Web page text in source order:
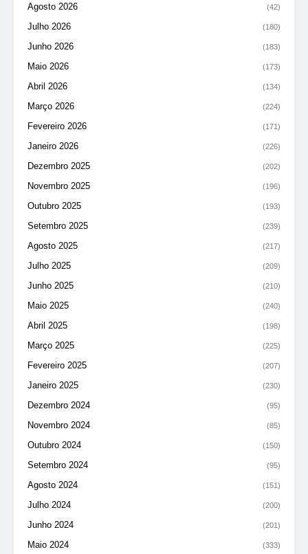
Agosto 2026 (42)
Julho 2026 (180)
Junho 2026 (183)
Maio 2026 (173)
Abril 2026 (134)
Março 2026 (224)
Fevereiro 2026 (171)
Janeiro 2026 (226)
Dezembro 2025 (202)
Novembro 2025 (196)
Outubro 2025 (193)
Setembro 2025 (239)
Agosto 2025 (217)
Julho 2025 (209)
Junho 2025 (210)
Maio 2025 (240)
Abril 2025 (198)
Março 2025 (225)
Fevereiro 2025 (207)
Janeiro 2025 (230)
Dezembro 2024 (95)
Novembro 2024 (85)
Outubro 2024 (150)
Setembro 2024 (95)
Agosto 2024 (151)
Julho 2024 (200)
Junho 2024 (201)
Maio 2024 (333)